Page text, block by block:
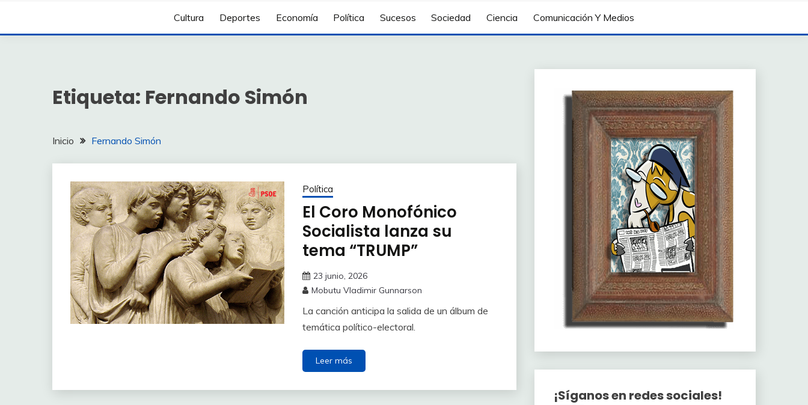
Cultura Deportes Economía Política Sucesos Sociedad Ciencia Comunicación Y Medios
Etiqueta: Fernando Simón
Inicio Fernando Simón
Política
El Coro Monofónico
Socialista lanza su
tema “TRUMP”
23 junio, 2026
Mobutu Vladimir Gunnarson
La canción anticipa la salida de un álbum de
temática político-electoral.
Leer más
¡Síganos en redes sociales!